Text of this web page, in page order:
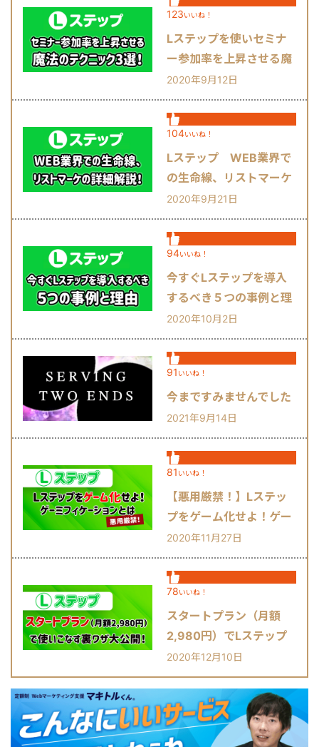
123いいね！
Lステップを使いセミナ
ー参加率を上昇させる魔
法のテクニック3選！
2020年9月12日
104いいね！
Lステップ WEB業界で
の生命線、リストマーケ
の詳細解説！
2020年9月21日
94いいね！
今すぐLステップを導入
するべき５つの事例と理
由
2020年10月2日
91 いいね！
今まですみませんでした
2021年9月14日
81 いいね！
【悪用厳禁！】Lステッ
プをゲーム化せよ！ゲー
ミフィケーションとは？
2020年11月27日
78いいね！
スタートプラン（月額
2,980円）でLステップ
を使いこなす裏ワザ大公
開！
2020年12月10日